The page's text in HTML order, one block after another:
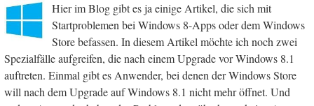
Hier im Blog gibt es ja einige Artikel, die sich mit
Startproblemen bei Windows 8-Apps oder dem Windows
Store befassen. In diesem Artikel möchte ich noch zwei
Spezialfälle aufgreifen, die nach einem Upgrade vor Windows 8.1
auftreten. Einmal gibt es Anwender, bei denen der Windows Store
will nach dem Upgrade auf Windows 8.1 nicht mehr öffnet. Und